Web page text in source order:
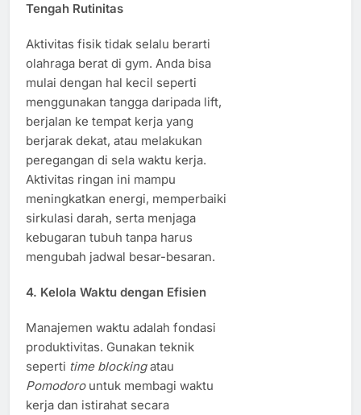
Tengah Rutinitas
Aktivitas fisik tidak selalu berarti
olahraga berat di gym. Anda bisa
mulai dengan hal kecil seperti
menggunakan tangga daripada lift,
berjalan ke tempat kerja yang
berjarak dekat, atau melakukan
peregangan di sela waktu kerja.
Aktivitas ringan ini mampu
meningkatkan energi, memperbaiki
sirkulasi darah, serta menjaga
kebugaran tubuh tanpa harus
mengubah jadwal besar-besaran.
4. Kelola Waktu dengan Efisien
Manajemen waktu adalah fondasi
produktivitas. Gunakan teknik
seperti time blockingatau
Pomodorountuk membagi waktu
kerja dan istirahat secara